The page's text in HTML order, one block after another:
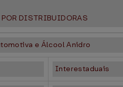
POR DISTRIBUIDORAS
e Álcool Anidro
Interestaduais